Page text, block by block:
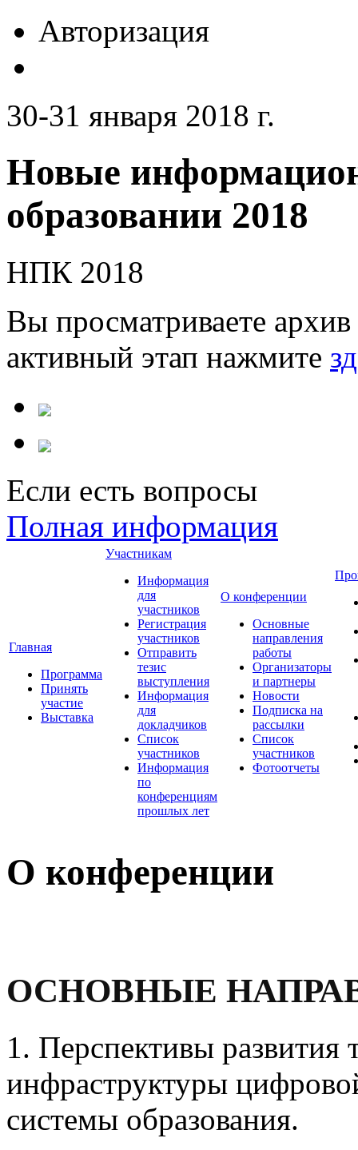
Авторизация
30-31 января 2018 г.
Новые
образовании 2018
НПК 2018
Вы просматриваете
активный этап нажмите
Если есть вопросы
Полная информация
Главная
Программа
Принять
участие
Выставка
Участникам
Информация
для
участников
Регистрация
участников
Отправить
тезис
выступления
Информация
для
докладчиков
Список
участников
Информация
по
конференциям
прошлых лет
О конференции
Основные
направления
работы
Организаторы
и партнеры
Новости
Подписка на
рассылки
Список
участников
Фотоотчеты
О конференции
ОСНОВНЫЕ
1. Перспективы развития
инфраструктуры
системы образования.